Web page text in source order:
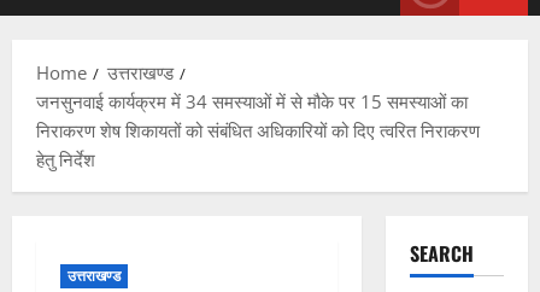
Home
उत्तराखण्ड
जनसुनवाई कार्यक्रम में 34 समस्याओं में से मौके पर 15 समस्याओं का
निराकरण शेष शिकायतों को संबंधित अधिकारियों को दिए त्वरित निराकरण
हेतु निर्देश
उत्तराखण्ड
SEARCH